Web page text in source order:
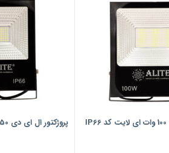
پروژکتور ال ای دی 50 وات ای لایت کد AL50